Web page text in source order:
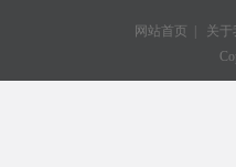
网站首页
关于